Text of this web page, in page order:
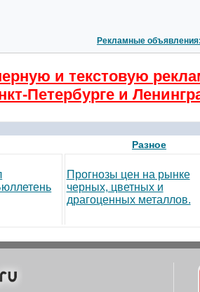
Рекламные
и текстовую
Петербурге и
Разное
Прогнозы цен на рынке
черных, цветных и
драгоценных металлов.